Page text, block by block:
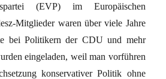
(EVP) im Europäischen
Mitglieder waren über viele Jahre
bei Politikern der CDU und mehr
eingeladen, weil man vorführen
konservativer Politik ohne